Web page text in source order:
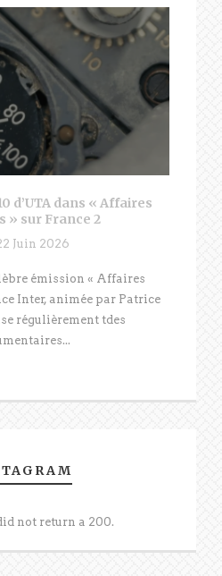
d’UTA dans « Affaires
» sur France 2
Juin 2026
émission « Affaires
Inter, animée par Patrice
régulièrement tdes
not return a 200.